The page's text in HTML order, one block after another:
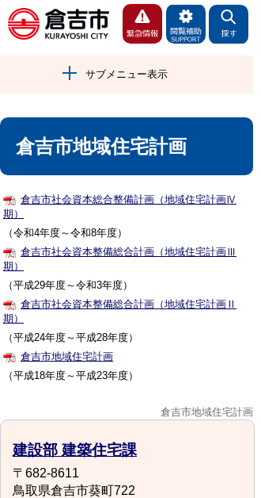
サブメニュー表示
倉吉市地域住宅計画
倉吉市社会資本総合整備計画（地域住宅計画Ⅳ
期）
（令和4年度～令和8年度）
倉吉市社会資本整備総合計画（地域住宅計画Ⅲ
期）
（平成29年度～令和3年度）
倉吉市社会資本整備総合計画（地域住宅計画Ⅱ
期）
（平成24年度～平成28年度）
倉吉市地域住宅計画
（平成18年度～平成23年度）
倉吉市地域住宅計画
建設部 建築住宅課
〒682-8611
鳥取県倉吉市葵町722